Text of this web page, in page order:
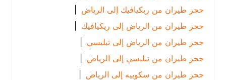
حجز طيران من ريكيافيك إلى الرياض
|
حجز طيران من الرياض إلى ريكيافيك |
حجز طيران من الرياض إلى تبليسي |
حجز طيران من تبليسي إلى الرياض
|
حجز طيران من سكوبيه إلى الرياض
|